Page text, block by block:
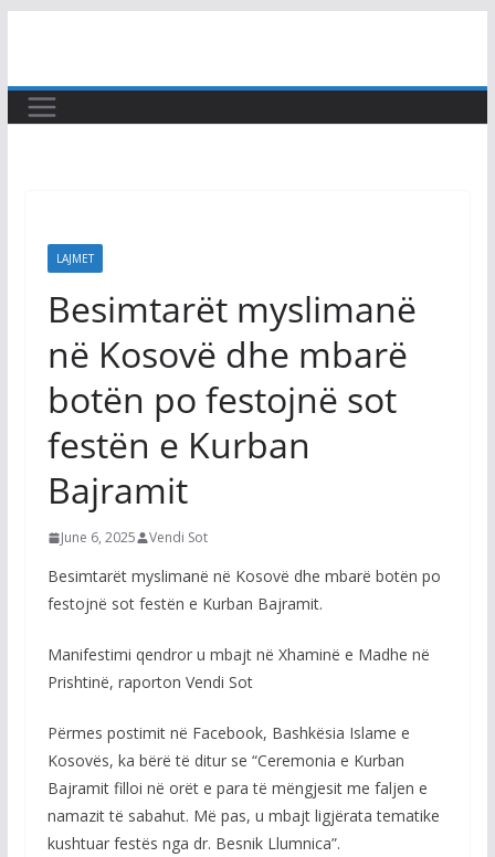
content
LAJMET
Besimtarët myslimanë
në Kosovë dhe mbarë
botën po festojnë sot
festën e Kurban
Bajramit
June 6, 2025 Vendi Sot
Besimtarët myslimanë në Kosovë dhe mbarë botën po
festojnë sot festën e Kurban Bajramit.
Manifestimi qendror u mbajt në Xhaminë e Madhe në
Prishtinë, raporton Vendi Sot
Përmes postimit në Facebook, Bashkësia Islame e
Kosovës, ka bërë të ditur se “Ceremonia e Kurban
Bajramit filloi në orët e para të mëngjesit me faljen e
namazit të sabahut. Më pas, u mbajt ligjërata tematike
kushtuar festës nga dr. Besnik Llumnica”.